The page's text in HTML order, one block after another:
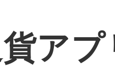
アプ
ポットに